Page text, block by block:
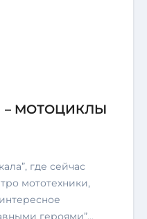
– МОТОЦИКЛЫ
мототехники,
героями”…